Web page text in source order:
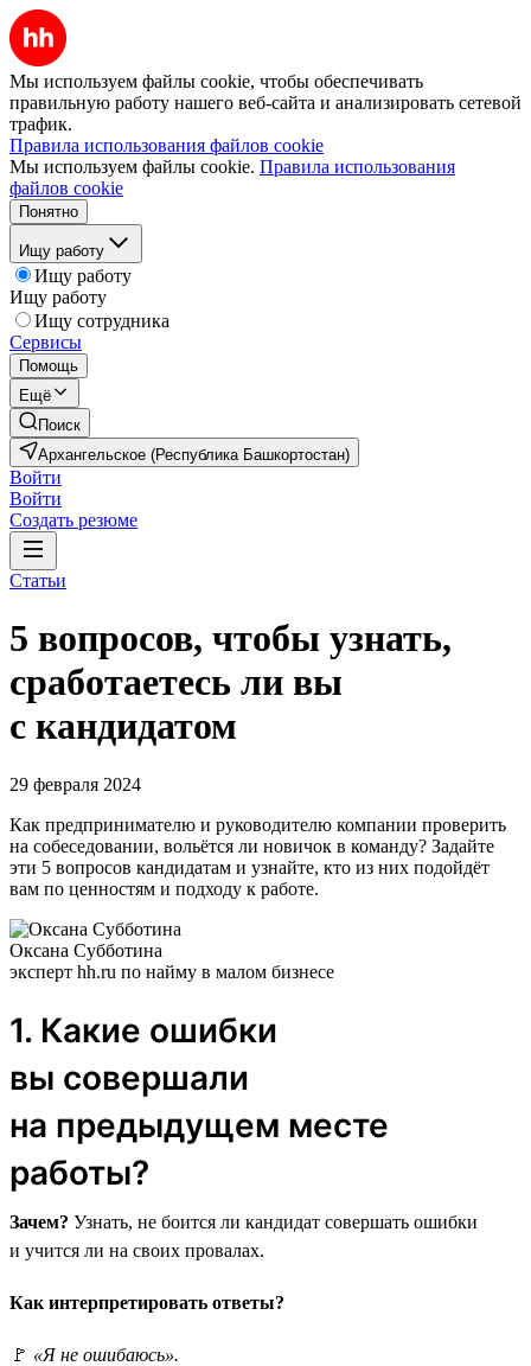
Мы используем файлы cookie, чтобы обеспечивать
правильную работу нашего веб-сайта и анализировать сетевой
трафик.
Правила использования файлов cookie
Мы используем файлы cookie. Правила использования
файлов cookie
Понятно
Ищу работу
Ищу работу
Ищу работу
Ищу сотрудника
Сервисы
Помощь
Ещё
Поиск
Архангельское (Республика Башкортостан)
Войти
Войти
Создать резюме
Статьи
5 вопросов, чтобы узнать,
сработаетесь ли вы
с кандидатом
29 февраля 2024
Как предпринимателю и руководителю компании проверить
на собеседовании, вольётся ли новичок в команду? Задайте
эти 5 вопросов кандидатам и узнайте, кто из них подойдёт
вам по ценностям и подходу к работе.
Оксана Субботина
эксперт hh.ru по найму в малом бизнесе
1. Какие ошибки
вы совершали
на предыдущем месте
работы?
Зачем? Узнать, не боится ли кандидат совершать ошибки
и учится ли на своих провалах.
Как интерпретировать ответы?
🚩 «Я не ошибаюсь».